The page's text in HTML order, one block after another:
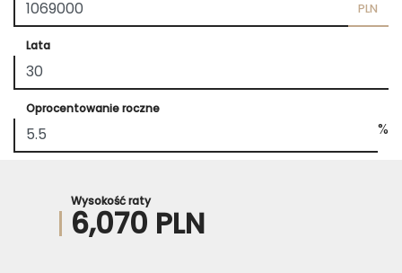
PLN
Lata
Oprocentowanie roczne
%
Wysokość raty
6,070 PLN